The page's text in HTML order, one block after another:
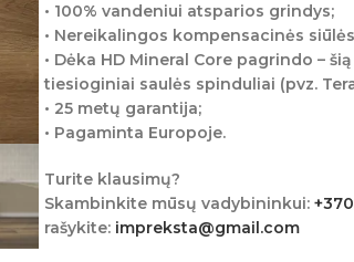
• 100% vandeniui atsparios grindys;
• Nereikalingos kompensacinės
• Dėka HD Mineral Core pagrindo –
tiesioginiai saulės spinduliai (pvz.
• 25 metų garantija;
• Pagaminta Europoje.
Turite klausimų?
Skambinkite mūsų vadybininkui:
rašykite: impreksta@gmail.com